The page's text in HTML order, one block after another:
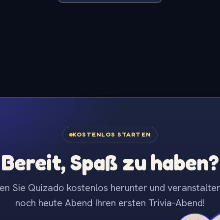
KOSTENLOS STARTEN
Bereit, Spaß zu haben?
Sie Quizado kostenlos herunter und
noch heute Abend Ihren ersten Trivia-Abend!